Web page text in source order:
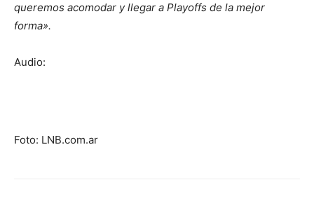
queremos acomodar y llegar a Playoffs de la mejor
forma».
Audio:
Foto: LNB.com.ar